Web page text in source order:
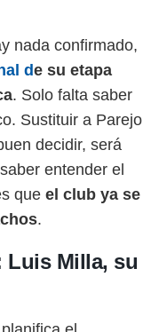
nada confirmado,
de su etapa
. Solo falta saber
Sustituir a Parejo
decidir, será
entender el
que el club ya se
.
Luis Milla, su